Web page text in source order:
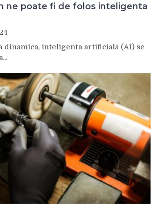
ne poate fi de folos inteligenta
inteligenta artificiala (AI) se